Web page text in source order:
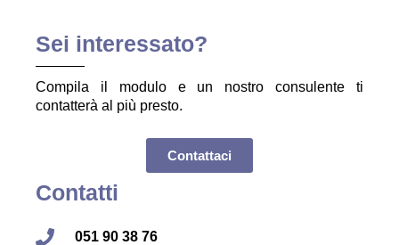
Sei interessato?
Compila il modulo e un nostro consulente ti
contatterà al più presto.
Contattaci
Contatti
051 90 38 76